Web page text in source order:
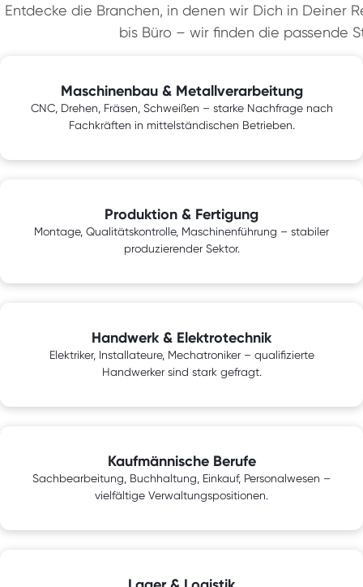
Entdecke die Branchen, in denen wir Dich in Deiner
bis Büro – wir finden die passende
Maschinenbau & Metallverarbeitung
CNC, Drehen, Fräsen, Schweißen – starke Nachfrage nach
Fachkräften in mittelständischen Betrieben.
Produktion & Fertigung
Montage, Qualitätskontrolle, Maschinenführung – stabiler
produzierender Sektor.
Handwerk & Elektrotechnik
Elektriker, Installateure, Mechatroniker – qualifizierte
Handwerker sind stark gefragt.
Kaufmännische Berufe
Sachbearbeitung, Buchhaltung, Einkauf, Personalwesen –
vielfältige Verwaltungspositionen.